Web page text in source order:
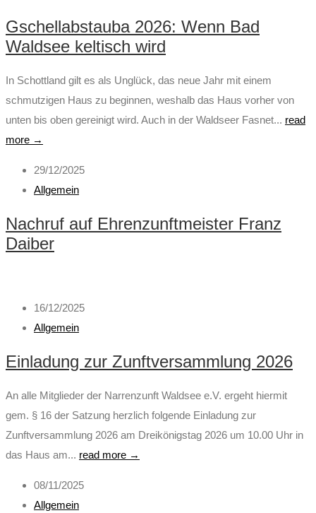
Gschellabstauba 2026: Wenn Bad
Waldsee keltisch wird
In Schottland gilt es als Unglück, das neue Jahr mit einem
schmutzigen Haus zu beginnen, weshalb das Haus vorher von
unten bis oben gereinigt wird. Auch in der Waldseer Fasnet... read
more →
29/12/2025
Allgemein
Nachruf auf Ehrenzunftmeister Franz
Daiber
16/12/2025
Allgemein
Einladung zur Zunftversammlung 2026
An alle Mitglieder der Narrenzunft Waldsee e.V. ergeht hiermit
gem. § 16 der Satzung herzlich folgende Einladung zur
Zunftversammlung 2026 am Dreikönigstag 2026 um 10.00 Uhr in
das Haus am... read more →
08/11/2025
Allgemein